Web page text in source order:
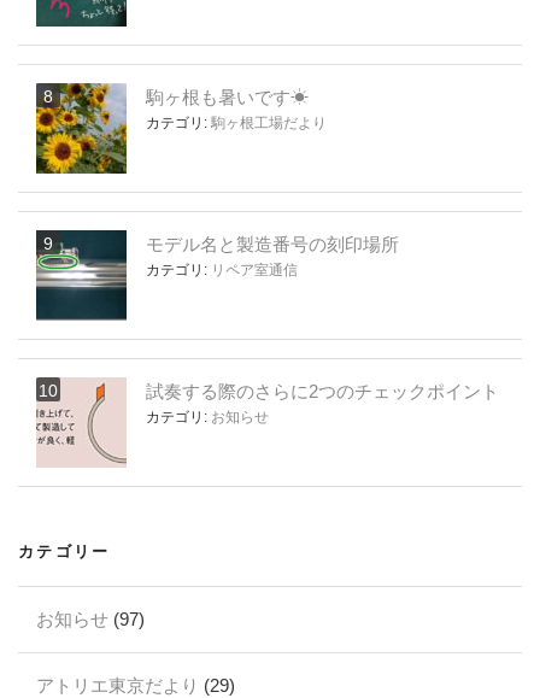
駒ヶ根も暑いです☀
カテゴリ: 駒ヶ根工場だより
モデル名と製造番号の刻印場所
カテゴリ: リペア室通信
試奏する際のさらに2つのチェックポイント
カテゴリ: お知らせ
カテゴリー
お知らせ (97)
アトリエ東京だより (29)